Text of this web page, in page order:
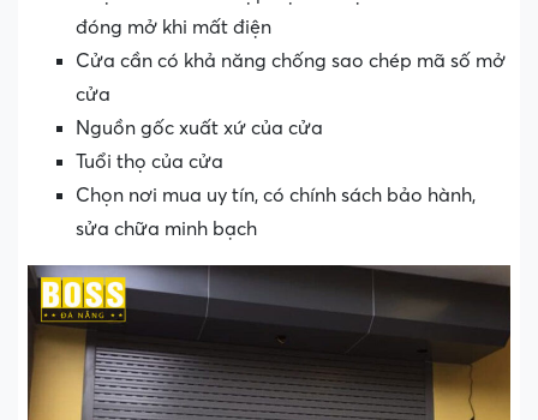
đóng mở khi mất điện
Cửa cần có khả năng chống sao chép mã số mở
cửa
Nguồn gốc xuất xứ của cửa
Tuổi thọ của cửa
Chọn nơi mua uy tín, có chính sách bảo hành,
sửa chữa minh bạch